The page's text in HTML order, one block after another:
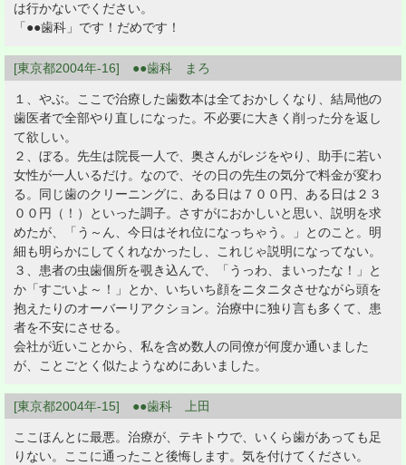
は行かないでください。
「●●歯科」です！だめです！
[東京都2004年-16] ●●歯科 まろ
１、やぶ。ここで治療した歯数本は全ておかしくなり、結局他の
歯医者で全部やり直しになった。不必要に大きく削った分を返し
て欲しい。
２、ぼる。先生は院長一人で、奥さんがレジをやり、助手に若い
女性が一人いるだけ。なので、その日の先生の気分で料金が変わ
る。同じ歯のクリーニングに、ある日は７００円、ある日は２３
００円（！）といった調子。さすがにおかしいと思い、説明を求
めたが、「う～ん、今日はそれ位になっちゃう。」とのこと。明
細も明らかにしてくれなかったし、これじゃ説明になってない。
３、患者の虫歯個所を覗き込んで、「うっわ、まいったな！」と
か「すごいよ～！」とか、いちいち顔をニタニタさせながら頭を
抱えたりのオーバーリアクション。治療中に独り言も多くて、患
者を不安にさせる。
会社が近いことから、私を含め数人の同僚が何度か通いました
が、ことごとく似たようなめにあいました。
[東京都2004年-15] ●●歯科 上田
ここほんとに最悪。治療が、テキトウで、いくら歯があっても足
りない。ここに通ったこと後悔します。気を付けてください。